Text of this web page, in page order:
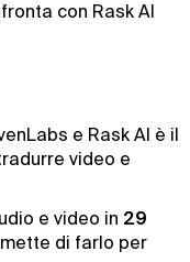
con Rask AI
e Rask AI è il
video e
e video in 29
di farlo per